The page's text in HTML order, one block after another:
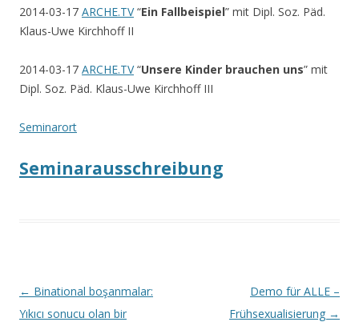
2014-03-17 ARCHE.TV“Ein Fallbeispiel” mit Dipl. Soz. Päd.
Klaus-Uwe Kirchhoff II
2014-03-17 ARCHE.TV“Unsere Kinder brauchen uns” mit
Dipl. Soz. Päd. Klaus-Uwe Kirchhoff III
Seminarort
Seminarausschreibung
Beitrags-
Navigation
← Binational boşanmalar:
Yıkıcı sonucu olan bir
Demo für ALLE –
Frühsexualisierung →